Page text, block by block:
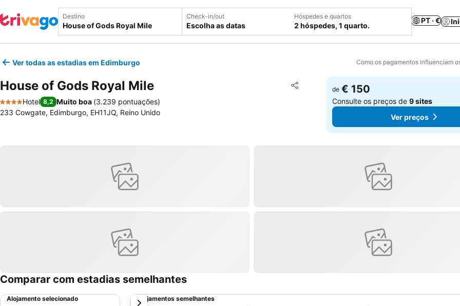
Destino Check-in/out
Escolha as datas
Hóspedes e quartos
2 hóspedes, 1 quarto.
PT · €
Ver todas as estadias em Edimburgo Como os pagamentos influenciam
House of Gods Royal Mile Partilhar
Adicionar aos favoritos
4 Estrelas
Hotel 8,2 Muito boa (3.239 pontuações)
233 Cowgate, Edimburgo, EH11JQ, Reino Unido
de € 150
Consulte os preços de9 sites
Ver preços
Comparar com estadias semelhantes
Alojamento selecionado Alojamentos semelhantes
próximo